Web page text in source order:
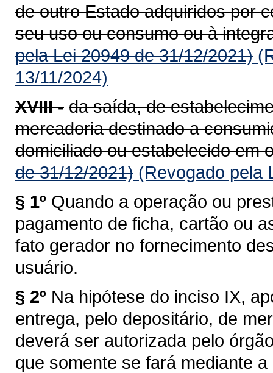
de outro Estado adquiridos por
seu uso ou consumo ou à
pela Lei 20949 de 31/12/2021)
13/11/2024)
XVIII - da saída, de
mercadoria destinado a
domiciliado ou estabelecido em
de 31/12/2021) (Revogado pela
§ 1º Quando a operação ou
pagamento de ficha, cartão ou
fato gerador no fornecimento
usuário.
§ 2º Na hipótese do inciso IX,
entrega, pelo depositário, de
deverá ser autorizada pelo
que somente se fará mediante